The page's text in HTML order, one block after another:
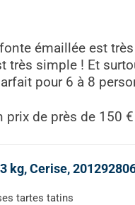
émaillée est
très simple ! Et
pour 6 à 8
prix de près de 150
kg, Cerise,
tartes tatins